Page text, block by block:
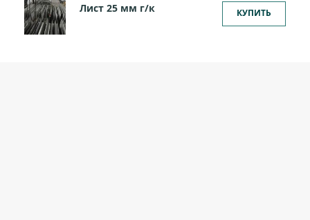
Лист 25 мм г/к КУПИТЬ